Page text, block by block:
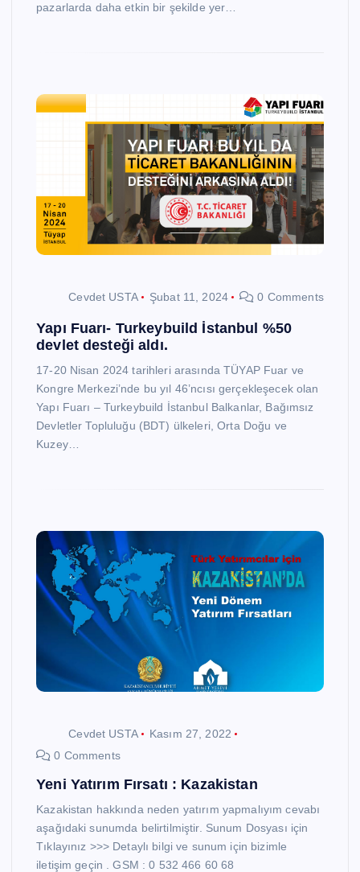
pazarlarda daha etkin bir şekilde yer…
Cevdet USTA Şubat 11, 2024 0 Comments
Yapı Fuarı- Turkeybuild İstanbul %50
devlet desteği aldı.
17-20 Nisan 2024 tarihleri arasında TÜYAP Fuar ve
Kongre Merkezi’nde bu yıl 46’ncısı gerçekleşecek olan
Yapı Fuarı – Turkeybuild İstanbul Balkanlar, Bağımsız
Devletler Topluluğu (BDT) ülkeleri, Orta Doğu ve
Kuzey…
Cevdet USTA
Kasım 27, 2022
0 Comments
Yeni Yatırım Fırsatı : Kazakistan
Kazakistan hakkında neden yatırım yapmalıyım cevabı
aşağıdaki sunumda belirtilmiştir. Sunum Dosyası için
Tıklayınız >>> Detaylı bilgi ve sunum için bizimle
iletişim geçin . GSM : 0 532 466 60 68